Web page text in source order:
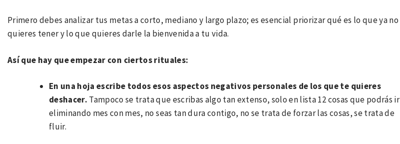
Primero debes analizar tus metas a corto, mediano y largo plazo; es esencial priorizar qué es lo que ya no
quieres tener y lo que quieres darle la bienvenida a tu vida.
Así que hay que empezar con ciertos rituales:
En una hoja escribe todos esos aspectos negativos personales de los que te quieres
deshacer. Tampoco se trata que escribas algo tan extenso, solo en lista 12 cosas que podrás ir
eliminando mes con mes, no seas tan dura contigo, no se trata de forzar las cosas, se trata de
fluir.